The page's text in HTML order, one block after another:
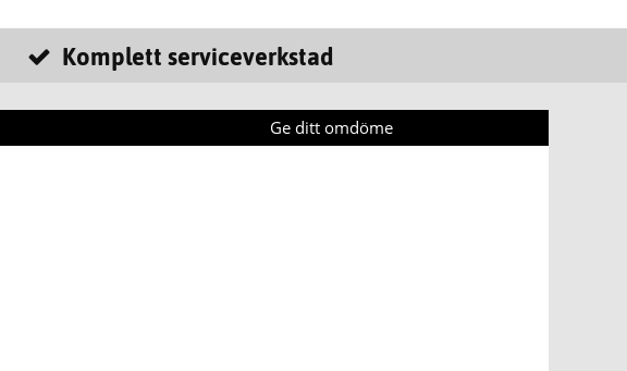
Komplett serviceverkstad
Ge ditt omdöme